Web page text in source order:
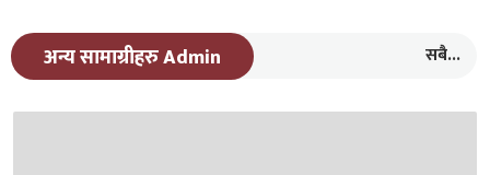
अन्य सामाग्रीहरु Admin सबै...